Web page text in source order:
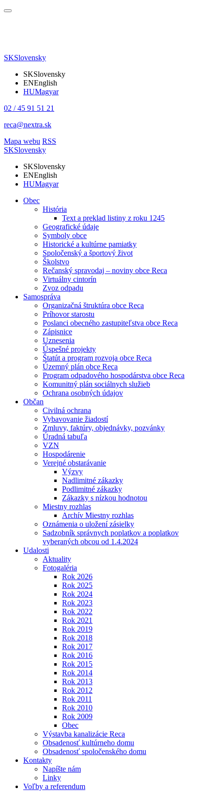
SKSlovensky
SKSlovensky
ENEnglish
HUMagyar
02 / 45 91 51 21
reca@nextra.sk
Mapa webu RSS
SKSlovensky
SKSlovensky
ENEnglish
HUMagyar
Obec
História
Text a preklad listiny z roku 1245
Geografické údaje
Symboly obce
Historické a kultúrne pamiatky
Spoločenský a športový život
Školstvo
Rečanský spravodaj – noviny obce Reca
Virtuálny cintorín
Zvoz odpadu
Samospráva
Organizačná štruktúra obce Reca
Príhovor starostu
Poslanci obecného zastupiteľstva obce Reca
Zápisnice
Uznesenia
Úspešné projekty
Štatút a program rozvoja obce Reca
Územný plán obce Reca
Program odpadového hospodárstva obce Reca
Komunitný plán sociálnych služieb
Ochrana osobných údajov
Občan
Civilná ochrana
Vybavovanie žiadostí
Zmluvy, faktúry, objednávky, pozvánky
Úradná tabuľa
VZN
Hospodárenie
Verejné obstarávanie
Výzvy
Nadlimitné zákazky
Podlimitné zákazky
Zákazky s nízkou hodnotou
Miestny rozhlas
Archív Miestny rozhlas
Oznámenia o uložení zásielky
Sadzobník správnych poplatkov a poplatkov
vyberaných obcou od 1.4.2024
Udalosti
Aktuality
Fotogaléria
Rok 2026
Rok 2025
Rok 2024
Rok 2023
Rok 2022
Rok 2021
Rok 2019
Rok 2018
Rok 2017
Rok 2016
Rok 2015
Rok 2014
Rok 2013
Rok 2012
Rok 2011
Rok 2010
Rok 2009
Obec
Výstavba kanalizácie Reca
Obsadenosť kultúrneho domu
Obsadenosť spoločenského domu
Kontakty
Napíšte nám
Linky
Voľby a referendum